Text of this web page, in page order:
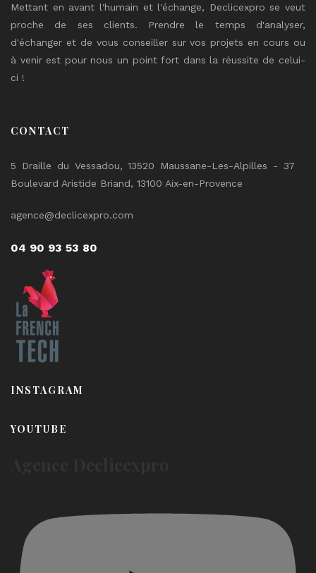
Mettant en avant l'humain et l'échange, Declicexpro se veut
proche de ses clients. Prendre le temps d'analyser,
d'échanger et de vous conseiller sur vos projets en cours ou
à venir est pour nous un point fort dans la réussite de celui-
ci !
CONTACT
5 Draille du Vessadou, 13520 Maussane-Les-Alpilles - 37
Boulevard Aristide Briand, 13100 Aix-en-Provence
agence@declicexpro.com
04 90 93 53 80
INSTAGRAM
YOUTUBE